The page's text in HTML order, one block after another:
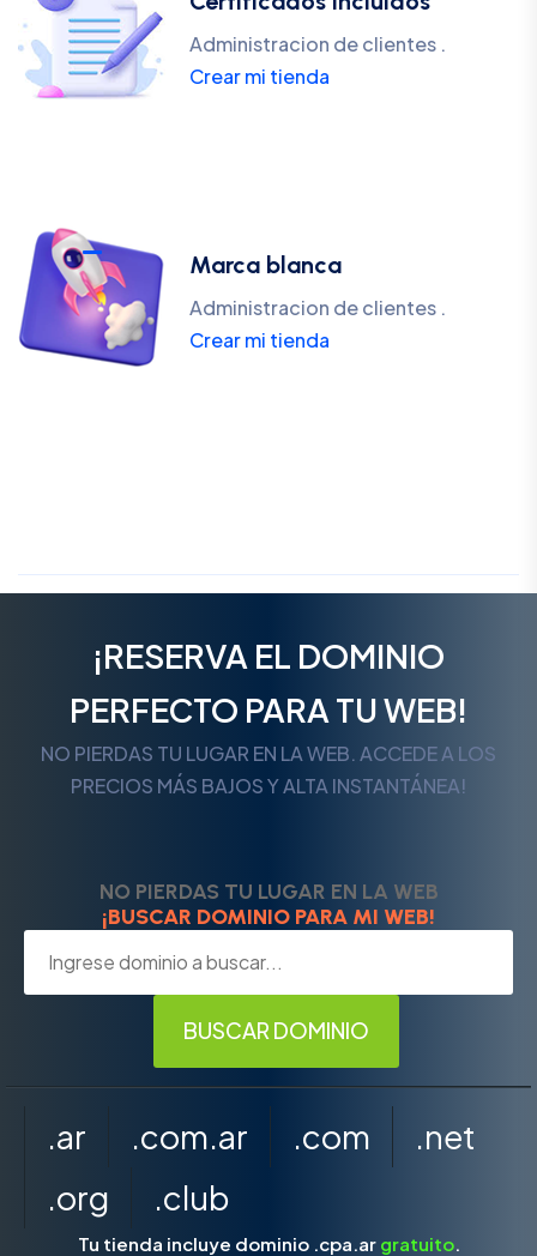
Administracion de clientes .
Crear mi tienda
Marca blanca
Administracion de clientes .
Crear mi tienda
¡RESERVA EL DOMINIO
PERFECTO PARA TU WEB!
NO PIERDAS TU LUGAR EN LA WEB. ACCEDE A LOS
PRECIOS MÁS BAJOS Y ALTA INSTANTÁNEA!
NO PIERDAS TU LUGAR EN LA WEB
¡BUSCAR DOMINIO PARA MI WEB!
.ar .com.ar .com
.net
.org
.club
Tu tienda incluye dominio .cpa.ar gratuito.